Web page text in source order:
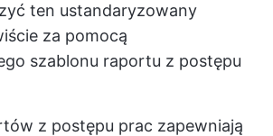
ten ustandaryzowany
za pomocą
szablonu raportu z postępu
z postępu prac zapewniają